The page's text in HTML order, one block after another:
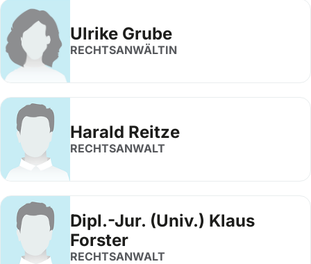
Ulrike Grube
RECHTSANWÄLTIN
Harald Reitze
RECHTSANWALT
Dipl.-Jur. (Univ.) Klaus
Forster
RECHTSANWALT